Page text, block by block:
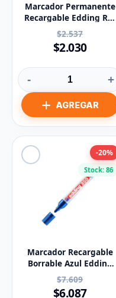
Marcador Permanente
Recargable Edding Ref
400 Negro
$2.537
$2.030
- +
Stock: 86
-20%
Marcador Recargable
Borrable Azul Edding
Ref 350
$7.609
$6.087